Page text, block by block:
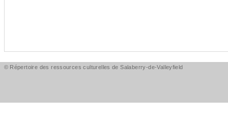
© Répertoire des ressources culturelles de Salaberry-de-Valleyfield